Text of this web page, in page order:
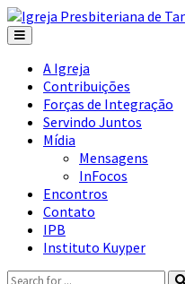
A Igreja
Contribuições
Forças de Integração
Servindo Juntos
Mídia
Mensagens
InFocos
Encontros
Contato
IPB
Instituto Kuyper